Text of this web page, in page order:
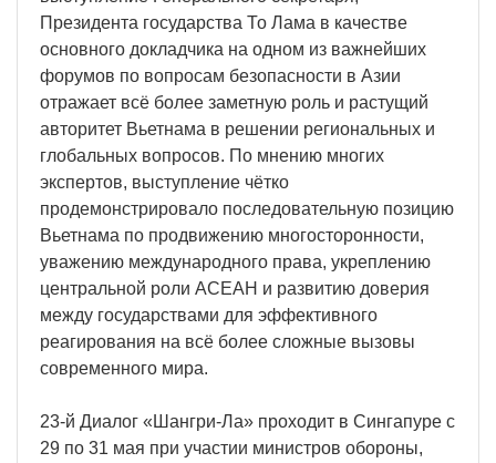
Президента государства То Лама в качестве
основного докладчика на одном из важнейших
форумов по вопросам безопасности в Азии
отражает всё более заметную роль и растущий
авторитет Вьетнама в решении региональных и
глобальных вопросов. По мнению многих
экспертов, выступление чётко
продемонстрировало последовательную позицию
Вьетнама по продвижению многосторонности,
уважению международного права, укреплению
центральной роли АСЕАН и развитию доверия
между государствами для эффективного
реагирования на всё более сложные вызовы
современного мира.
23-й Диалог «Шангри-Ла» проходит в Сингапуре с
29 по 31 мая при участии министров обороны,